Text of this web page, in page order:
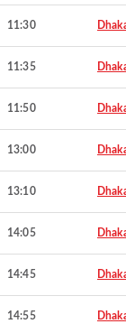
11:30
11:35
11:50
13:00
13:10
14:05
14:45
14:55